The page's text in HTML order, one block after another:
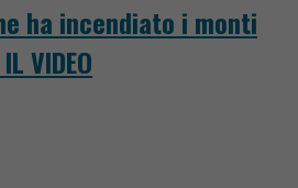
ha incendiato i monti
VIDEO